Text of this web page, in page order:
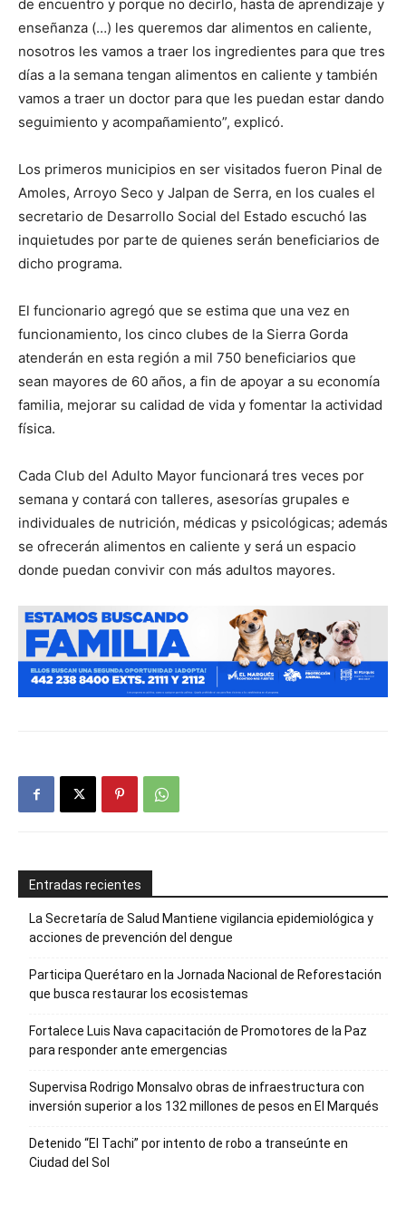
de encuentro y porque no decirlo, hasta de aprendizaje y
enseñanza (…) les queremos dar alimentos en caliente,
nosotros les vamos a traer los ingredientes para que tres
días a la semana tengan alimentos en caliente y también
vamos a traer un doctor para que les puedan estar dando
seguimiento y acompañamiento”, explicó.
Los primeros municipios en ser visitados fueron Pinal de
Amoles, Arroyo Seco y Jalpan de Serra, en los cuales el
secretario de Desarrollo Social del Estado escuchó las
inquietudes por parte de quienes serán beneficiarios de
dicho programa.
El funcionario agregó que se estima que una vez en
funcionamiento, los cinco clubes de la Sierra Gorda
atenderán en esta región a mil 750 beneficiarios que
sean mayores de 60 años, a fin de apoyar a su economía
familia, mejorar su calidad de vida y fomentar la actividad
física.
Cada Club del Adulto Mayor funcionará tres veces por
semana y contará con talleres, asesorías grupales e
individuales de nutrición, médicas y psicológicas; además
se ofrecerán alimentos en caliente y será un espacio
donde puedan convivir con más adultos mayores.
Entradas recientes
La Secretaría de Salud Mantiene vigilancia epidemiológica y
acciones de prevención del dengue
Participa Querétaro en la Jornada Nacional de Reforestación
que busca restaurar los ecosistemas
Fortalece Luis Nava capacitación de Promotores de la Paz
para responder ante emergencias
Supervisa Rodrigo Monsalvo obras de infraestructura con
inversión superior a los 132 millones de pesos en El Marqués
Detenido “El Tachi” por intento de robo a transeúnte en
Ciudad del Sol